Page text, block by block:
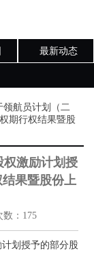
励计划授予的部分
最新动态
领航员计划（二
期行权结果暨股
激励计划授
果暨股份上
：175
计划授予的部分股